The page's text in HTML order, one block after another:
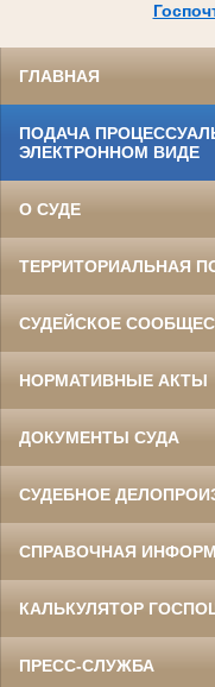
ГЛАВНАЯ
ПОДАЧА
ЭЛЕКТРОННОМ ВИДЕ
О СУДЕ
ТЕРРИТОРИАЛЬНАЯ
СУДЕЙСКОЕ
НОРМАТИВНЫЕ АКТЫ
ДОКУМЕНТЫ СУДА
СУДЕБНОЕ
СПРАВОЧНАЯ
КАЛЬКУЛЯТОР
ПРЕСС-СЛУЖБА